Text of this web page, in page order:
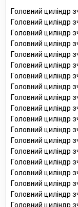
Головний циліндр
Головний циліндр
Головний циліндр
Головний циліндр
Головний циліндр
Головний циліндр
Головний циліндр
Головний циліндр
Головний циліндр
Головний циліндр
Головний циліндр
Головний циліндр
Головний циліндр
Головний циліндр
Головний циліндр
Головний циліндр
Головний циліндр
Головний циліндр
Головний циліндр